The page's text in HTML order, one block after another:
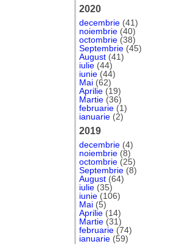
2020
decembrie (41)
noiembrie (40)
octombrie (38)
Septembrie (45)
August (41)
iulie (44)
iunie (44)
Mai (62)
Aprilie (19)
Martie (36)
februarie (1)
ianuarie (2)
2019
decembrie (4)
noiembrie (8)
octombrie (25)
Septembrie (8)
August (64)
iulie (35)
iunie (106)
Mai (5)
Aprilie (14)
Martie (31)
februarie (74)
ianuarie (59)